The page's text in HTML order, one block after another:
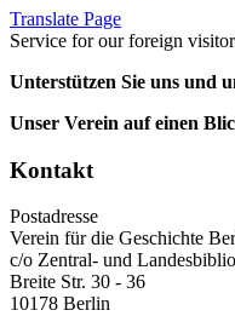
Translate Page
Service for our foreign
Unterstützen Sie uns und
Unser Verein auf einen
Kontakt
Postadresse
Verein für die Geschichte
c/o Zentral- und
Breite Str. 30 - 36
10178 Berlin